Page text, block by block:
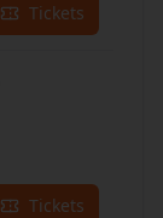
Tickets
Tickets